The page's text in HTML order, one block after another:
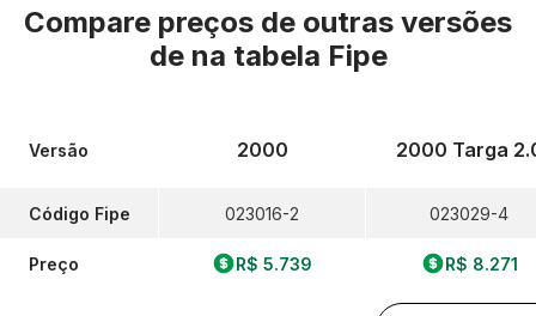
Compare preços de outras versões
de na tabela Fipe
Versão
Código Fipe
Preço
2000
023016-2
R$ 5.739
2000 Targa
023029-4
R$ 8.271